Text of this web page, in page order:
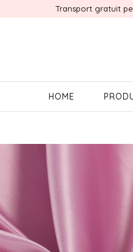
Transport gratuit
HOME